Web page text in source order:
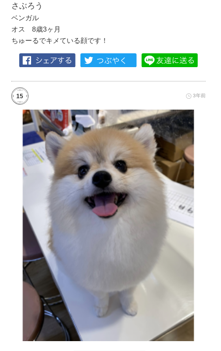
さぶろう
ベンガル
オス 8歳3ヶ月
ちゅーるでキメている顔です！
15 3年前